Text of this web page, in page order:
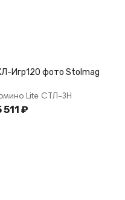
Lite СТЛ-ЗН
511 ₽